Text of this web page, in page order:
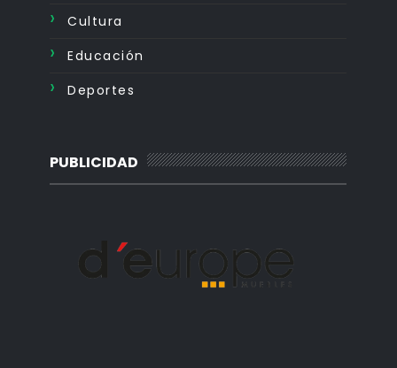
Cultura
Educación
Deportes
PUBLICIDAD